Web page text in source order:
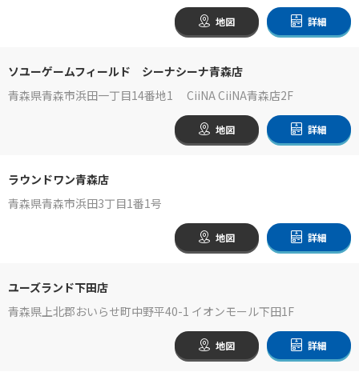
地図 詳細
ソユーゲームフィールド シーナシーナ青森店
青森県青森市浜田一丁目14番地1 CiiNA CiiNA青森店2F
地図 詳細
ラウンドワン青森店
青森県青森市浜田3丁目1番1号
地図 詳細
ユーズランド下田店
青森県上北郡おいらせ町中野平40-1 イオンモール下田1F
地図 詳細